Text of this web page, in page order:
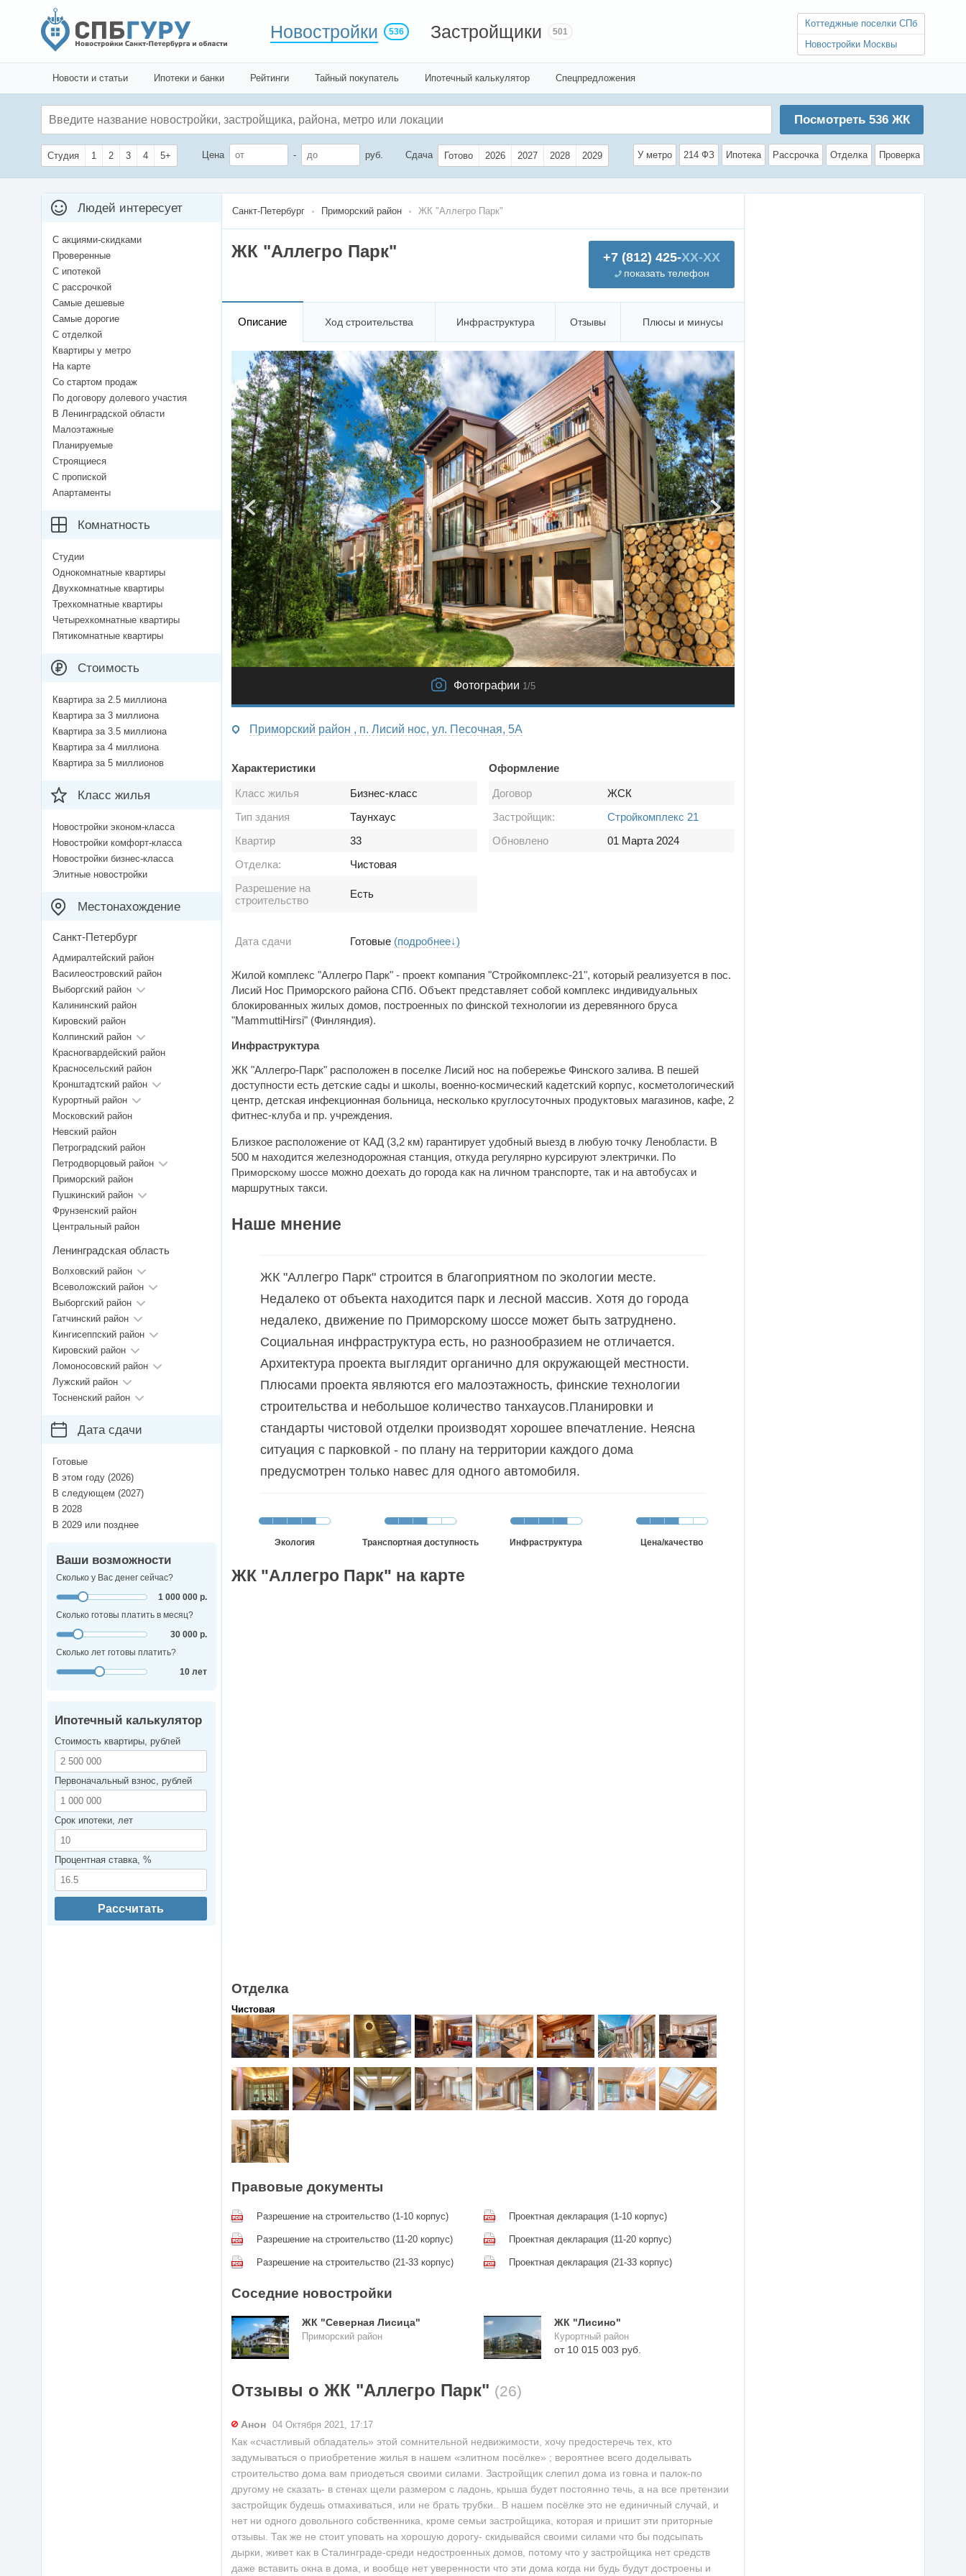
Новостройки 536 Застройщики 501
Коттеджные поселки СПб
Новостройки Москвы
Новости и статьи Ипотеки и банки Рейтинги Тайный покупатель Ипотечный калькулятор Спецпредложения
Посмотреть 536ЖК
Студия 1 2 3 4 5+ Цена - руб. Сдача Готово 2026 2027 2028 2029 У метро 214 ФЗ Ипотека Рассрочка Отделка Проверка
Санкт-Петербург Приморский район ЖК "Аллегро Парк"
+7 (812) 425-XX-XX
показать телефон
ЖК "Аллегро Парк"
Описание Ход строительства Инфраструктура Отзывы Плюсы и минусы
Фотографии 1/5
Приморский район , п. Лисий нос, ул. Песочная, 5А
Характеристики
Класс жилья
Бизнес-класс
Тип здания
Таунхаус
Квартир
33
Отделка:
Чистовая
Разрешение на
строительство
Есть
Оформление
Договор
ЖСК
Застройщик:
Стройкомплекс 21
Обновлено
01 Марта 2024
Дата сдачи Готовые (подробнее↓)
Жилой комплекс "Аллегро Парк" - проект компания "Стройкомплекс-21", который реализуется в пос.
Лисий Нос Приморского района СПб. Объект представляет собой комплекс индивидуальных
блокированных жилых домов, построенных по финской технологии из деревянного бруса
"MammuttiHirsi" (Финляндия).
Инфраструктура
ЖК "Аллегро-Парк" расположен в поселке Лисий нос на побережье Финского залива. В пешей
доступности есть детские сады и школы, военно-космический кадетский корпус, косметологический
центр, детская инфекционная больница, несколько круглосуточных продуктовых магазинов, кафе, 2
фитнес-клуба и пр. учреждения.
Близкое расположение от КАД (3,2 км) гарантирует удобный выезд в любую точку Ленобласти. В
500 м находится железнодорожная станция, откуда регулярно курсируют электрички. По
Приморскому шоссе можно доехать до города как на личном транспорте, так и на автобусах и
маршрутных такси.
Наше мнение
ЖК "Аллегро Парк" строится в благоприятном по экологии месте.
Недалеко от объекта находится парк и лесной массив. Хотя до города
недалеко, движение по Приморскому шоссе может быть затруднено.
Социальная инфраструктура есть, но разнообразием не отличается.
Архитектура проекта выглядит органично для окружающей местности.
Плюсами проекта являются его малоэтажность, финские технологии
строительства и небольшое количество танхаусов.Планировки и
стандарты чистовой отделки производят хорошее впечатление. Неясна
ситуация с парковкой - по плану на территории каждого дома
предусмотрен только навес для одного автомобиля.
Экология Транспортная доступность Инфраструктура Цена/качество
ЖК "Аллегро Парк" на карте
Отделка
Чистовая
Правовые документы
Разрешение на строительство (1-10 корпус) Проектная декларация (1-10 корпус)
Разрешение на строительство (11-20 корпус) Проектная декларация (11-20 корпус)
Разрешение на строительство (21-33 корпус) Проектная декларация (21-33 корпус)
Соседние новостройки
ЖК "Северная Лисица"
Приморский район
ЖК "Лисино"
Курортный район
от 10 015 003 руб.
Отзывы о ЖК "Аллегро Парк" (26)
Анон 04 Октября 2021, 17:17
Как «счастливый обладатель» этой сомнительной недвижимости, хочу предостеречь тех, кто
задумываться о приобретение жилья в нашем «элитном посёлке» ; вероятнее всего доделывать
строительство дома вам приодеться своими силами. Застройщик слепил дома из говна и палок-по
другому не сказать- в стенах щели размером с ладонь, крыша будет постоянно течь, а на все претензии
застройщик будешь отмахиваться, или не брать трубки.. В нашем посёлке это не единичный случай, и
нет ни одного довольного собственника, кроме семьи застройщика, которая и пришит эти приторные
отзывы. Так же не стоит уповать на хорошую дорогу- скидывайся своими силами что бы подсыпать
дырки, живет как в Сталинграде-среди недостроенных домов, потому что у застройщика нет средств
даже вставить окна в дома, и вообще нет уверенности что эти дома когда ни будь будут достроены и
Людей интересует
С акциями-скидками
Проверенные
С ипотекой
С рассрочкой
Самые дешевые
Самые дорогие
С отделкой
Квартиры у метро
На карте
Со стартом продаж
По договору долевого участия
В Ленинградской области
Малоэтажные
Планируемые
Строящиеся
С пропиской
Апартаменты
Комнатность
Студии
Однокомнатные квартиры
Двухкомнатные квартиры
Трехкомнатные квартиры
Четырехкомнатные квартиры
Пятикомнатные квартиры
Стоимость
Квартира за 2.5 миллиона
Квартира за 3 миллиона
Квартира за 3.5 миллиона
Квартира за 4 миллиона
Квартира за 5 миллионов
Класс жилья
Новостройки эконом-класса
Новостройки комфорт-класса
Новостройки бизнес-класса
Элитные новостройки
Местонахождение
Санкт-Петербург
Адмиралтейский район
Василеостровский район
Выборгский район
Калининский район
Кировский район
Колпинский район
Красногвардейский район
Красносельский район
Кронштадтский район
Курортный район
Московский район
Невский район
Петроградский район
Петродворцовый район
Приморский район
Пушкинский район
Фрунзенский район
Центральный район
Ленинградская область
Волховский район
Всеволожский район
Выборгский район
Гатчинский район
Кингисеппский район
Кировский район
Ломоносовский район
Лужский район
Тосненский район
Дата сдачи
Готовые
В этом году (2026)
В следующем (2027)
В 2028
В 2029 или позднее
Ваши возможности
Сколько у Вас денег сейчас?
1 000 000 р.
Сколько готовы платить в месяц?
30 000 р.
Сколько лет готовы платить?
10 лет
Ипотечный калькулятор
Стоимость квартиры, рублей
Первоначальный взнос, рублей
Срок ипотеки, лет
Процентная ставка, %
Рассчитать